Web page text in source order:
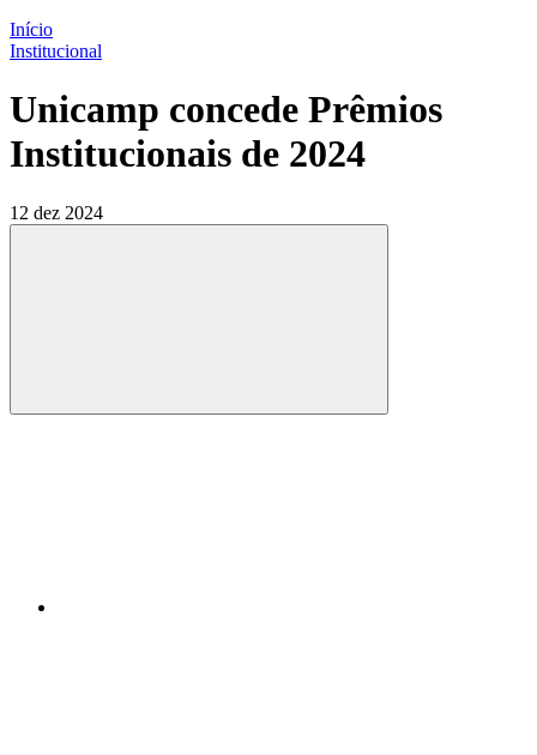
Início
Institucional
Unicamp concede Prêmios
Institucionais de 2024
12 dez 2024
Compartilhar